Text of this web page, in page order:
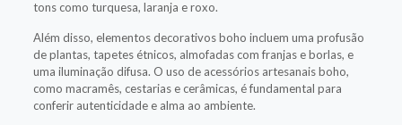
tons como turquesa, laranja e roxo.
Além disso, elementos decorativos boho incluem uma profusão
de plantas, tapetes étnicos, almofadas com franjas e borlas, e
uma iluminação difusa. O uso de acessórios artesanais boho,
como macramês, cestarias e cerâmicas, é fundamental para
conferir autenticidade e alma ao ambiente.